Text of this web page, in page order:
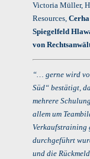
Victoria Müller,
Resources,
Spiegelfeld
von
“… gerne wird
Süd“ bestätigt,
mehrere
allem um
Verkaufstraining
durchgeführt
und die